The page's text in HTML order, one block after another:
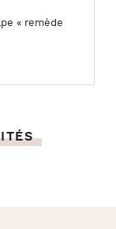
« remède